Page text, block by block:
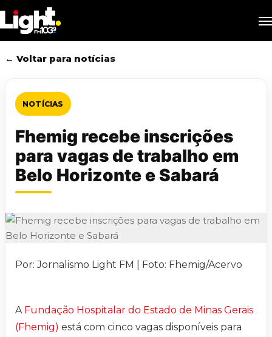
to
main
content
← Voltar para notícias
NOTÍCIAS
Fhemig recebe inscrições
para vagas de trabalho em
Belo Horizonte e Sabará
Por: Jornalismo Light FM | Foto: Fhemig/Acervo
A Fundação Hospitalar do Estado de Minas Gerais
(Fhemig) está com cinco vagas disponíveis para